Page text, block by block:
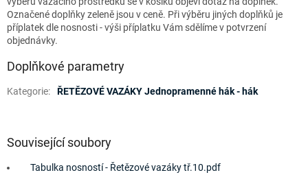
Označené doplňky zeleně jsou v ceně. Při výběru jiných doplňků je
příplatek dle nosnosti - výši příplatku Vám sdělíme v potvrzení
objednávky.
Doplňkové parametry
Kategorie: ŘETĚZOVÉ VAZÁKY Jednopramenné hák - hák
Související soubory
Tabulka nosností - Řetězové vazáky tř.10.pdf